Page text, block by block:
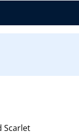
Scarlet